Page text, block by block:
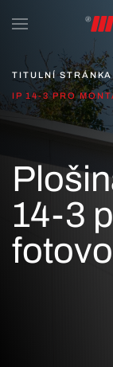
TITULNÍ STRÁNKA
IP 14-3 PRO
14-3